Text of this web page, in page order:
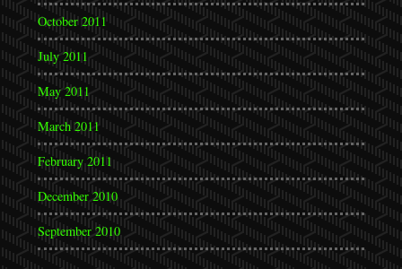
October 2011
July 2011
May 2011
March 2011
February 2011
December 2010
September 2010